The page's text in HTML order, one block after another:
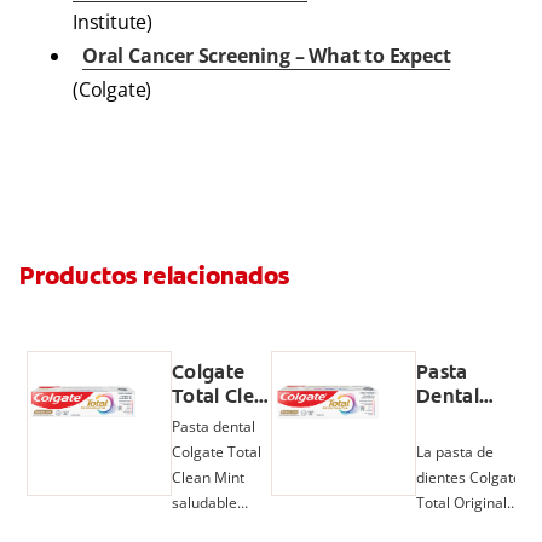
Institute)
Oral Cancer Screening – What to Expect
(Colgate)
Productos relacionados
Colgate
Total Clean
Mint, Pasta
Dental,
Prevención
Activa
Pasta dental
Colgate Total
Clean Mint
saludable
Pasta
Dental
Total
Original
Mint
La pasta de
dientes Colgate
Total Original